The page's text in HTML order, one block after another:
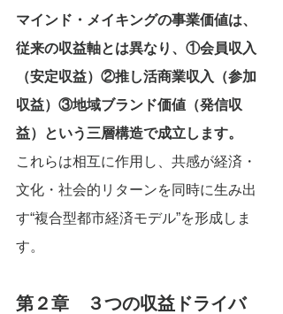
マインド・メイキングの事業価値は、
従来の収益軸とは異なり、①会員収入
（安定収益）②推し活商業収入（参加
収益）③地域ブランド価値（発信収
益）という三層構造で成立します。
これらは相互に作用し、共感が経済・
文化・社会的リターンを同時に生み出
す“複合型都市経済モデル”を形成しま
す。
第２章　３つの収益ドライバ